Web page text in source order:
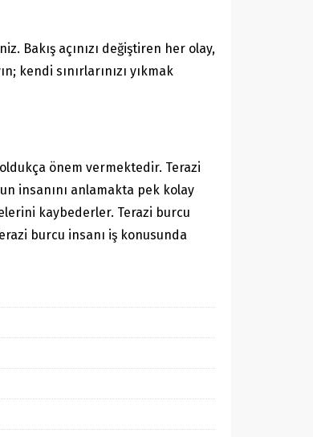
Bakış açınızı değiştiren her olay,
kendi sınırlarınızı yıkmak
önem vermektedir. Terazi
insanını anlamakta pek kolay
kaybederler. Terazi burcu
burcu insanı iş konusunda